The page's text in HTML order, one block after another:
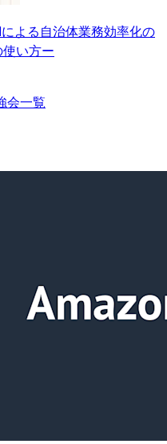
よる自治体業務効率化の
い方ー
会一覧